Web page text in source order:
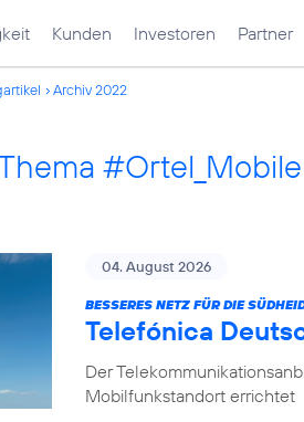
Kunden Investoren Partner
Archiv 2022
04. August 2026
BESSERES NETZ FÜR DIE
Telefónica
Der
Mobilfunkstandort errichtet